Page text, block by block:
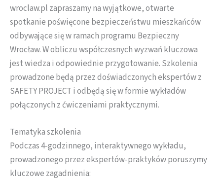
wroclaw.pl zapraszamy na wyjątkowe, otwarte
spotkanie poświęcone bezpieczeństwu mieszkańców
odbywające się w ramach programu Bezpieczny
Wrocław. W obliczu współczesnych wyzwań kluczowa
jest wiedza i odpowiednie przygotowanie. Szkolenia
prowadzone będą przez doświadczonych ekspertów z
SAFETY PROJECT i odbędą się w formie wykładów
połączonych z ćwiczeniami praktycznymi.
Tematyka szkolenia
Podczas 4-godzinnego, interaktywnego wykładu,
prowadzonego przez ekspertów-praktyków poruszymy
kluczowe zagadnienia: